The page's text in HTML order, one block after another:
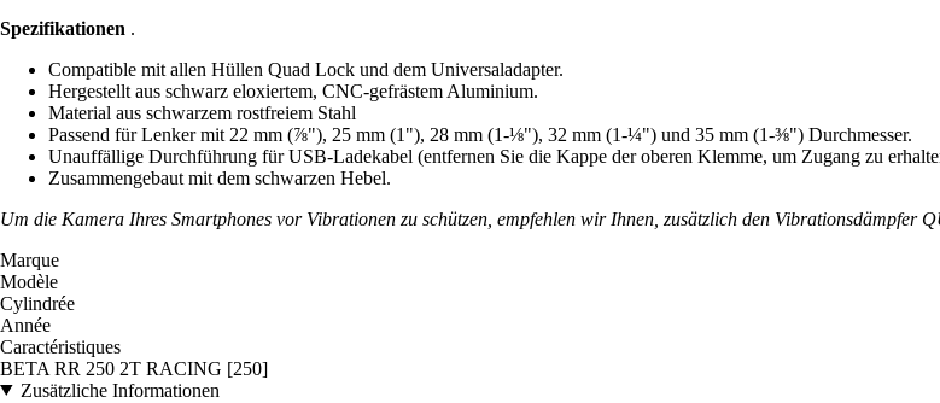
Spezifikationen .
Compatible mit allen Hüllen Quad Lock und dem Universaladapter.
Hergestellt aus schwarz eloxiertem, CNC-gefrästem Aluminium.
Material aus schwarzem rostfreiem Stahl
Passend für Lenker mit 22 mm (⅞"), 25 mm (1"), 28 mm (1-⅛"), 32 mm (1-¼") und 35 mm (1-⅜") Durchmesser.
Unauffällige Durchführung für USB-Ladekabel (entfernen Sie die Kappe der oberen Klemme, um Zugang zu
Zusammengebaut mit dem schwarzen Hebel.
Um die Kamera Ihres Smartphones vor Vibrationen zu schützen, empfehlen wir Ihnen, zusätzlich den Vibrationsdämpfer
Marque
Modèle
Cylindrée
Année
Caractéristiques
BETA RR 250 2T RACING [250]
Zusätzliche Informationen